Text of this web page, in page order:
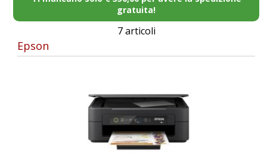
gratuita!
7 articoli
Epson